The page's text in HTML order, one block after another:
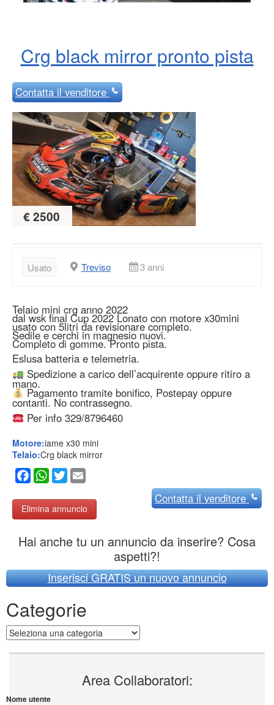
Crg black mirror pronto pista
Contattail venditore
€ 2500
Usato Treviso 3 anni
Telaio mini crg anno 2022
dal wsk final Cup 2022 Lonato con motore x30mini
usato con 5litri da revisionare completo.
Sedile e cerchi in magnesio nuovi.
Completo di gomme. Pronto pista.
Eslusa batteria e telemetria.
Spedizione a carico dell’acquirente oppure ritiro a
mano.
Pagamento tramite bonifico, Postepay oppure
contanti. No contrassegno.
Per info 329/8796460
Motore:iame x30 mini
Telaio:Crg black mirror
Facebook
WhatsApp
Twitter
Elimina annuncio
Contattail venditore
Hai anche tu un annuncio da inserire? Cosa
aspetti?!
Inserisci GRATIS un nuovo annuncio
Categorie
Categorie
Area Collaboratori:
Nome utente